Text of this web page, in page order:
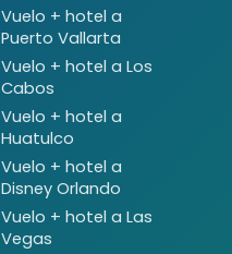
Vuelo + hotel a
Puerto Vallarta
Vuelo + hotel a Los
Cabos
Vuelo + hotel a
Huatulco
Vuelo + hotel a
Disney Orlando
Vuelo + hotel a Las
Vegas